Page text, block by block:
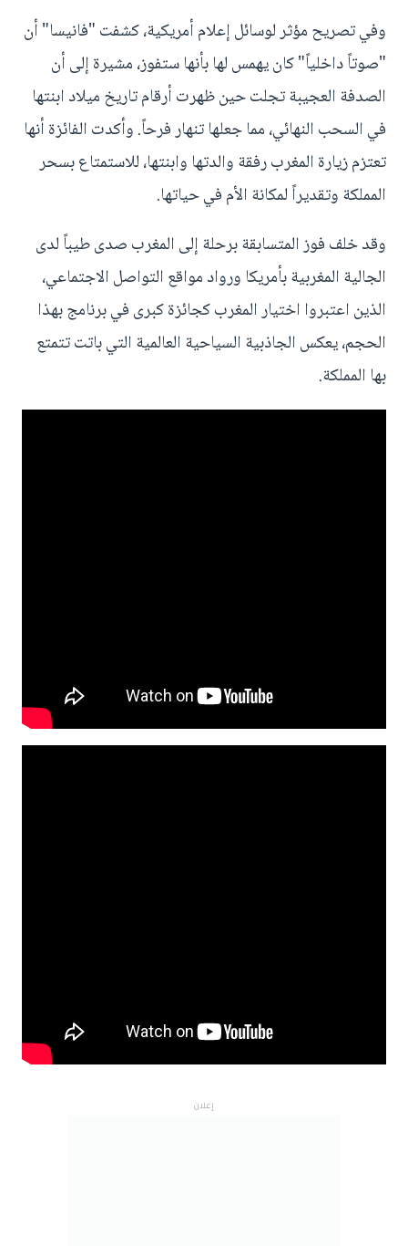
وفي تصريح مؤثر لوسائل إعلام أمريكية، كشفت "فانيسا" أن
"صوتاً داخلياً" كان يهمس لها بأنها ستفوز، مشيرة إلى أن
الصدفة العجيبة تجلت حين ظهرت أرقام تاريخ ميلاد ابنتها
في السحب النهائي، مما جعلها تنهار فرحاً. وأكدت الفائزة أنها
تعتزم زيارة المغرب رفقة والدتها وابنتها، للاستمتاع بسحر
المملكة وتقديراً لمكانة الأم في حياتها.
وقد خلف فوز المتسابقة برحلة إلى المغرب صدى طيباً لدى
الجالية المغربية بأمريكا ورواد مواقع التواصل الاجتماعي،
الذين اعتبروا اختيار المغرب كجائزة كبرى في برنامج بهذا
الحجم، يعكس الجاذبية السياحية العالمية التي باتت تتمتع
بها المملكة.
إعلان